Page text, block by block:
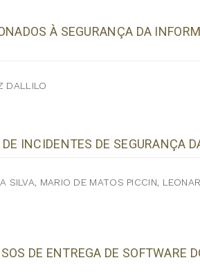
À SEGURANÇA DA
DALLILO
INCIDENTES DE SEGURANÇA
SILVA, MARIO DE MATOS PICCIN,
DE ENTREGA DE SOFTWARE